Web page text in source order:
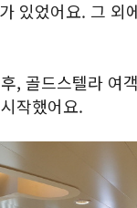
있었어요. 그 외
, 골드스텔라 여
작했어요.